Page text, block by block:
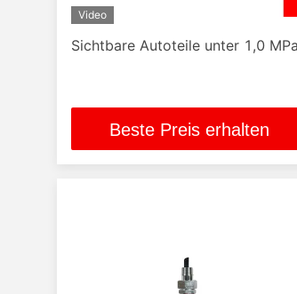
Video
Sichtbare Autoteile unter 1,0 MPa
Beste Preis erhalten